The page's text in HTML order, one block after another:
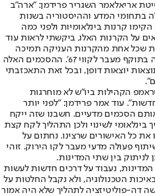
אריאלאמר השגריר פרידמן: "ארה"ב
בתחומי המדע וההיסטוריה בשנות
הקימו קרנות בינלאומיות ולפני כמה
על הקרנות האלו, ביקשתי לראות עוד
שכל אחת מהקרנות העניקה תמיכה
גדולה וחסרת תקדים, שלא היתה בתוקף מעבר לקווי 67'. ההסכמים האלה
יוצאות דופן, ובכל זאת התאכזבתי
הקהילות ביו"ש לא מוחרגות
עוד אמר פרידמן: "לפני יותר
הסכמים מדעיים. חשבנו שזה ייקח
לשינוי ולכן התהליך לקח קצת
כל האישורים שרצינו. נחתום על
פעולה מדעי מעבר לקו הירוק. זוהי
בין שתי המדינות.
נעבוד על דרכים חדשות לעשות
הטכנולוגיה, ולא נקבל החלטות על
דה-פוליטיזציה לתהליך שלא היה אמור